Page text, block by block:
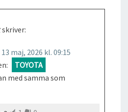
skriver:
13 maj, 2026 kl. 09:15
TOYOTA
med samma som